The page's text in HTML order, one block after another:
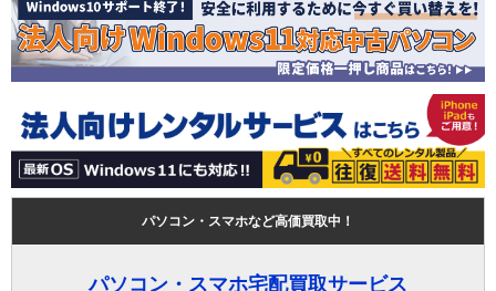
パソコン・スマホなど高価買取中！
パソコン・スマホ宅配買取サービス